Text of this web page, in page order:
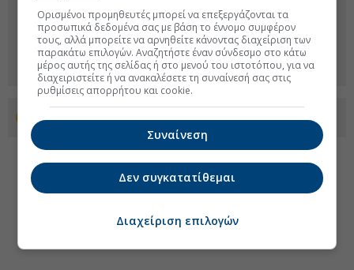
Προσθέστε το euro2day.gr στο Discover
Ορισμένοι προμηθευτές μπορεί να επεξεργάζονται τα
προσωπικά δεδομένα σας με βάση το έννομο συμφέρον
τους, αλλά μπορείτε να αρνηθείτε κάνοντας διαχείριση των
παρακάτω επιλογών. Αναζητήστε έναν σύνδεσμο στο κάτω
μέρος αυτής της σελίδας ή στο μενού του ιστοτόπου, για να
διαχειριστείτε ή να ανακαλέσετε τη συναίνεσή σας στις
ρυθμίσεις απορρήτου και cookie.
Συναίνεση
Δεν συγκατατίθεμαι
Διαχείριση επιλογών